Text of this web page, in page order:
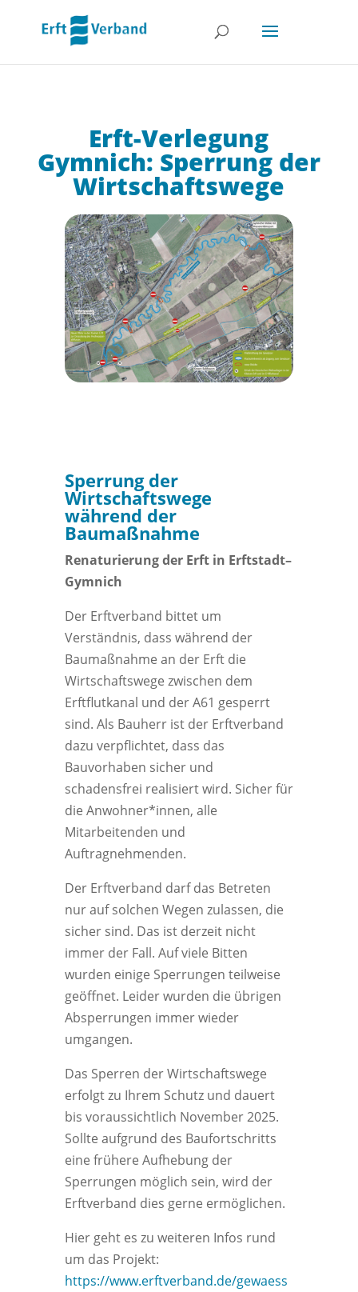
Erft-Verlegung
Gymnich: Sperrung der
Wirtschaftswege
Sperrung der
Wirtschaftswege
während der
Baumaßnahme
Renaturierung der Erft in Erftstadt–
Gymnich
Der Erftverband bittet um
Verständnis, dass während der
Baumaßnahme an der Erft die
Wirtschaftswege zwischen dem
Erftflutkanal und der A61 gesperrt
sind. Als Bauherr ist der Erftverband
dazu verpflichtet, dass das
Bauvorhaben sicher und
schadensfrei realisiert wird. Sicher für
die Anwohner*innen, alle
Mitarbeitenden und
Auftragnehmenden.
Der Erftverband darf das Betreten
nur auf solchen Wegen zulassen, die
sicher sind. Das ist derzeit nicht
immer der Fall. Auf viele Bitten
wurden einige Sperrungen teilweise
geöffnet. Leider wurden die übrigen
Absperrungen immer wieder
umgangen.
Das Sperren der Wirtschaftswege
erfolgt zu Ihrem Schutz und dauert
bis voraussichtlich November 2025.
Sollte aufgrund des Baufortschritts
eine frühere Aufhebung der
Sperrungen möglich sein, wird der
Erftverband dies gerne ermöglichen.
Hier geht es zu weiteren Infos rund
um das Projekt:
https://www.erftverband.de/gewaess